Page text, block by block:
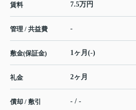
賃料 7.5万円
管理 / 共益費 -
敷金(保証金) 1ヶ月(-)
礼金 2ヶ月
償却 / 敷引 - / -